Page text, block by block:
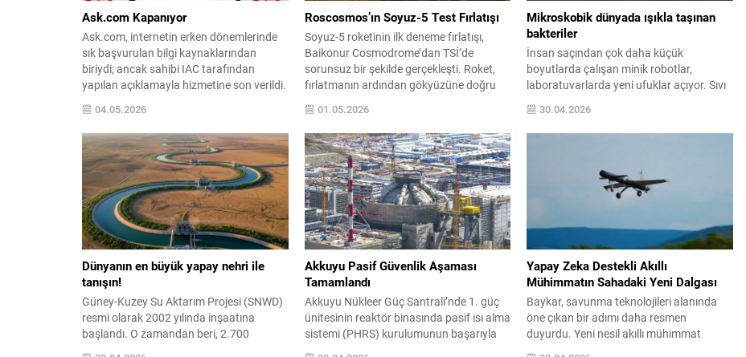
Ask.com Kapanıyor
Ask.com, internetin erken dönemlerinde
sık başvurulan bilgi kaynaklarından
biriydi; ancak sahibi IAC tarafından
yapılan açıklamayla hizmetine son verildi.
Platform, kuruluşundan bu yana yaşadığı
dönüşümlerin ardından arama işindeki
varlığını sürdüremeyeceğini belirtti.
Kurucuları Garrett Gruener ve David
Warthen tarafından geliştirilen site,
başlangıçta Ask Jeeves adıyla
kullanıcıları doğal dille sorular sormaya
teşvik ediyordu....
04.05.2026
Roscosmos’ın Soyuz-5 Test Fırlatışı
Soyuz-5 roketinin ilk deneme fırlatışı,
Baikonur Cosmodrome’dan TSİ’de
sorunsuz bir şekilde gerçekleşti. Roket,
fırlatmanın ardından gökyüzüne doğru
yükselirken, yeni nesil tasarımının temel
özellikleri üzerinde duruldu. Güçlü
motorlarıyla dikkat çeken Soyuz-5,
dünyanın en etkili sıvı yakıtlı
motorlarından birini barındırıyor ve bu da
roketin yük taşıma kapasitesini önemli
oranda artırabiliyor. Resmi
açıklamalara...
01.05.2026
Mikroskobik dünyada ışıkla taşınan
bakteriler
İnsan saçından çok daha küçük
boyutlarda çalışan minik robotlar,
laboratuvarlarda yeni ufuklar açıyor. Sıvı
ortamlarda biyolojik materyalleri
doğrudan yönlendirebilen bu cihazlar,
bakteri topluluklarını toplama ve
HAREKET EDİYORLARAlman bilim
insanları bu cihazları, tek tek fotonların
ettiriyor. Bu itici güçler sayesinde...
30.04.2026
Dünyanın en büyük yapay nehri ile
tanışın!
Güney-Kuzey Su Aktarım Projesi (SNWD)
resmi olarak 2002 yılında inşaatına
başlandı. O zamandan beri, 2.700
Akkuyu Pasif Güvenlik Aşaması
Tamamlandı
Akkuyu Nükleer Güç Santrali’nde 1. güç
ünitesinin reaktör binasında pasif ısı alma
sistemi (PHRS) kurulumunun başarıyla
Yapay Zeka Destekli Akıllı
Mühimmatın Sahadaki Yeni Dalgası
Baykar, savunma teknolojileri alanında
öne çıkan bir adımı daha resmen
duyurdu. Yeni nesil akıllı mühimmat